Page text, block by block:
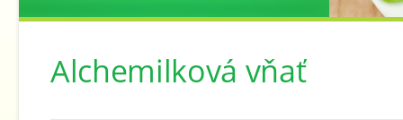
Alchemilková vňať